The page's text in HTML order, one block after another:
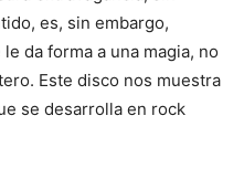
es, sin embargo,
da forma a una magia, no
Este disco nos muestra
se desarrolla en rock